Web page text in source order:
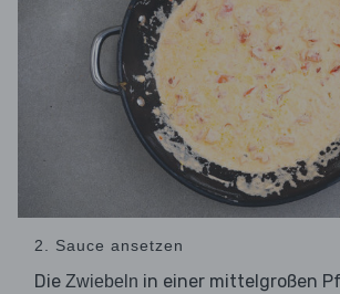
2. Sauce ansetzen
Die Zwiebeln in einer mittelgroßen